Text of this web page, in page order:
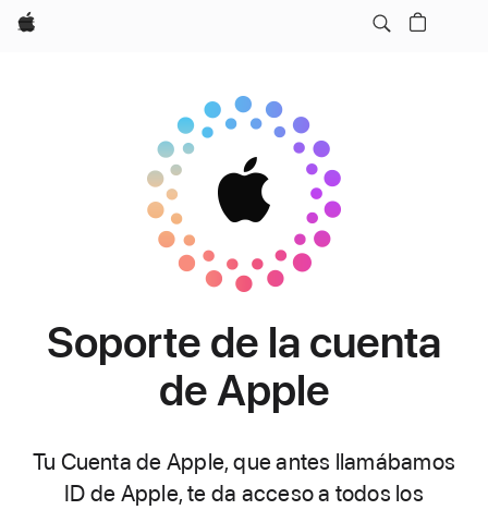
Apple
Soporte de la cuenta
de Apple
Tu Cuenta de Apple, que antes llamábamos
ID de Apple, te da acceso a todos los